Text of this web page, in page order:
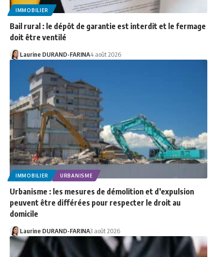
IMMOBILIER
Bail rural : le dépôt de garantie est interdit et le fermage
doit être ventilé
Laurine DURAND-FARINA4 août 2026
IMMOBILIER URBANISME
Urbanisme : les mesures de démolition et d’expulsion
peuvent être différées pour respecter le droit au
domicile
Laurine DURAND-FARINA3 août 2026